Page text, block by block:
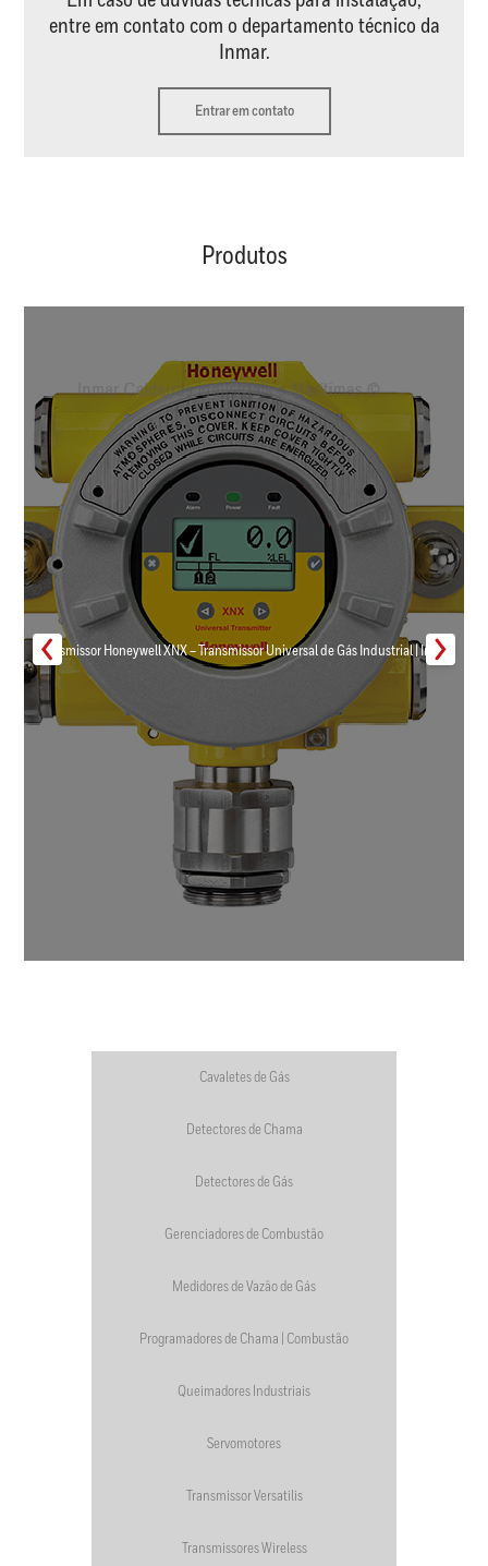
entre em contato com o departamento técnico da
Inmar.
Entrar em contato
Produtos
Transmissor Honeywell XNX – Transmissor Universal de Gás Industrial | Inmar
Cavaletes de Gás
Detectores de Chama
Detectores de Gás
Gerenciadores de Combustão
Medidores de Vazão de Gás
Programadores de Chama | Combustão
Queimadores Industriais
Servomotores
Transmissor Versatilis
Transmissores Wireless